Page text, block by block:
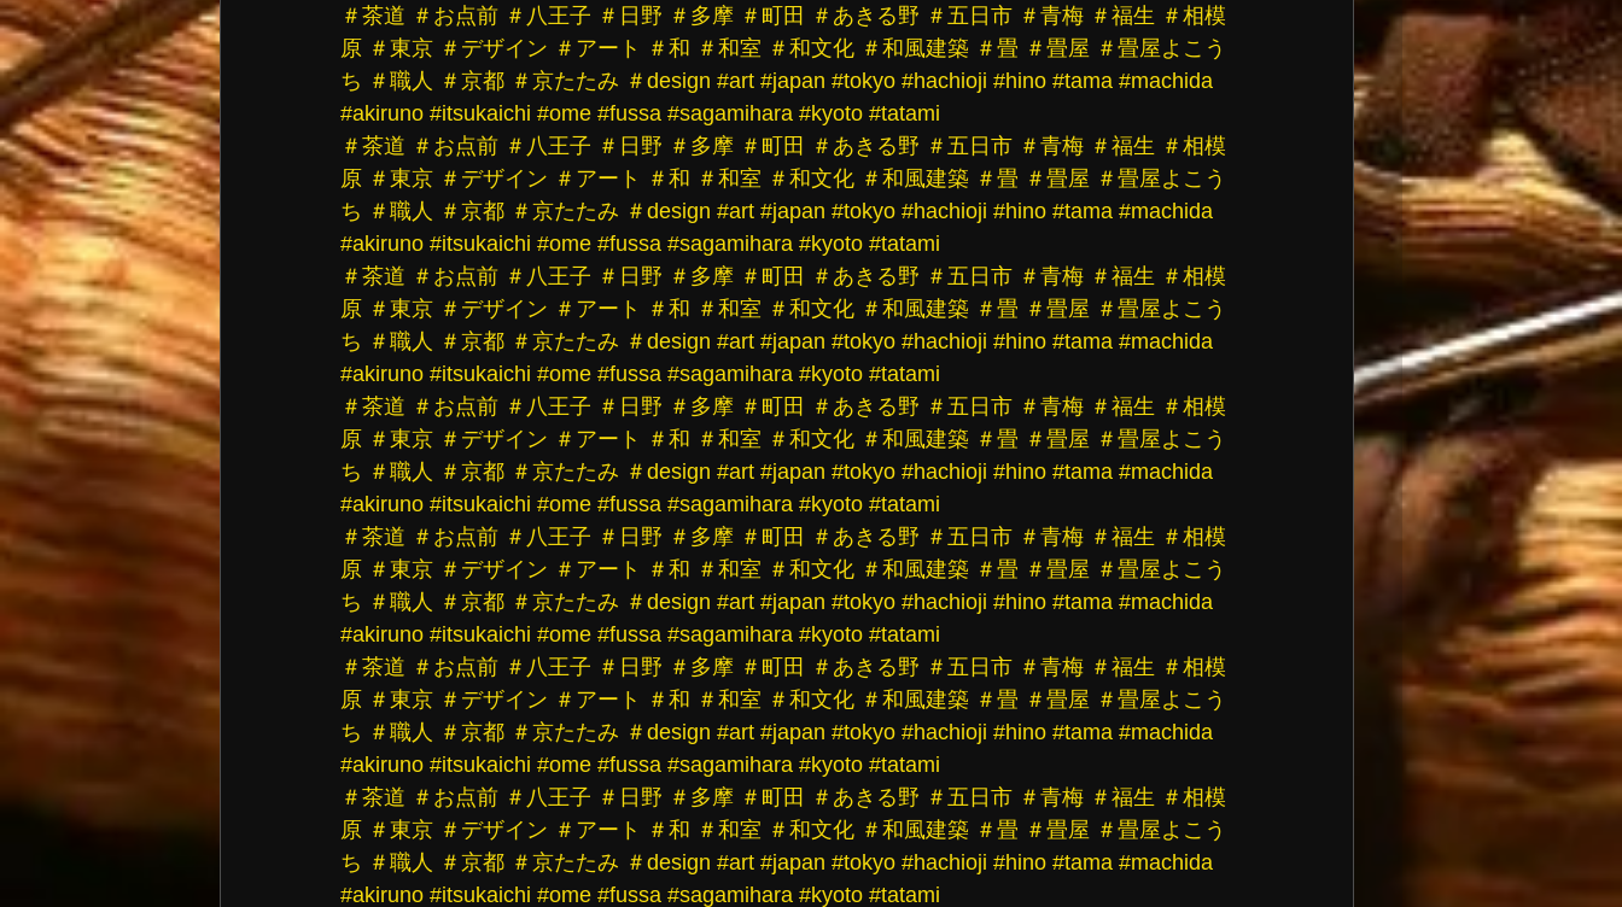
＃茶道 ＃お点前 ＃八王子 ＃日野 ＃多摩 ＃町田 ＃あきる野 ＃五日市 ＃青梅 ＃福生 ＃相模
原 ＃東京 ＃デザイン ＃アート ＃和 ＃和室 ＃和文化 ＃和風建築 ＃畳 ＃畳屋 ＃畳屋よこう
ち ＃職人 ＃京都 ＃京たたみ ＃design #art #japan #tokyo #hachioji #hino #tama #machida
#akiruno #itsukaichi #ome #fussa #sagamihara #kyoto #tatami
＃茶道 ＃お点前 ＃八王子 ＃日野 ＃多摩 ＃町田 ＃あきる野 ＃五日市 ＃青梅 ＃福生 ＃相模
原 ＃東京 ＃デザイン ＃アート ＃和 ＃和室 ＃和文化 ＃和風建築 ＃畳 ＃畳屋 ＃畳屋よこう
ち ＃職人 ＃京都 ＃京たたみ ＃design #art #japan #tokyo #hachioji #hino #tama #machida
#akiruno #itsukaichi #ome #fussa #sagamihara #kyoto #tatami
＃茶道 ＃お点前 ＃八王子 ＃日野 ＃多摩 ＃町田 ＃あきる野 ＃五日市 ＃青梅 ＃福生 ＃相模
原 ＃東京 ＃デザイン ＃アート ＃和 ＃和室 ＃和文化 ＃和風建築 ＃畳 ＃畳屋 ＃畳屋よこう
ち ＃職人 ＃京都 ＃京たたみ ＃design #art #japan #tokyo #hachioji #hino #tama #machida
#akiruno #itsukaichi #ome #fussa #sagamihara #kyoto #tatami
＃茶道 ＃お点前 ＃八王子 ＃日野 ＃多摩 ＃町田 ＃あきる野 ＃五日市 ＃青梅 ＃福生 ＃相模
原 ＃東京 ＃デザイン ＃アート ＃和 ＃和室 ＃和文化 ＃和風建築 ＃畳 ＃畳屋 ＃畳屋よこう
ち ＃職人 ＃京都 ＃京たたみ ＃design #art #japan #tokyo #hachioji #hino #tama #machida
#akiruno #itsukaichi #ome #fussa #sagamihara #kyoto #tatami
＃茶道 ＃お点前 ＃八王子 ＃日野 ＃多摩 ＃町田 ＃あきる野 ＃五日市 ＃青梅 ＃福生 ＃相模
原 ＃東京 ＃デザイン ＃アート ＃和 ＃和室 ＃和文化 ＃和風建築 ＃畳 ＃畳屋 ＃畳屋よこう
ち ＃職人 ＃京都 ＃京たたみ ＃design #art #japan #tokyo #hachioji #hino #tama #machida
#akiruno #itsukaichi #ome #fussa #sagamihara #kyoto #tatami
＃茶道 ＃お点前 ＃八王子 ＃日野 ＃多摩 ＃町田 ＃あきる野 ＃五日市 ＃青梅 ＃福生 ＃相模
原 ＃東京 ＃デザイン ＃アート ＃和 ＃和室 ＃和文化 ＃和風建築 ＃畳 ＃畳屋 ＃畳屋よこう
ち ＃職人 ＃京都 ＃京たたみ ＃design #art #japan #tokyo #hachioji #hino #tama #machida
#akiruno #itsukaichi #ome #fussa #sagamihara #kyoto #tatami
＃茶道 ＃お点前 ＃八王子 ＃日野 ＃多摩 ＃町田 ＃あきる野 ＃五日市 ＃青梅 ＃福生 ＃相模
原 ＃東京 ＃デザイン ＃アート ＃和 ＃和室 ＃和文化 ＃和風建築 ＃畳 ＃畳屋 ＃畳屋よこう
ち ＃職人 ＃京都 ＃京たたみ ＃design #art #japan #tokyo #hachioji #hino #tama #machida
#akiruno #itsukaichi #ome #fussa #sagamihara #kyoto #tatami